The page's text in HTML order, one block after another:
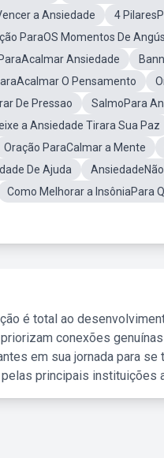
a Ansiedade
4
ParaOS Momentos De
Ansiedade
O Pensamento
De Pressao SalmoPara
a Ansiedade Tirara Sua Paz
Oração ParaCalmar a Mente
De Ajuda
Como Melhorar a InsôniaPara
é total ao
conexões
em sua jornada para
principais instituições